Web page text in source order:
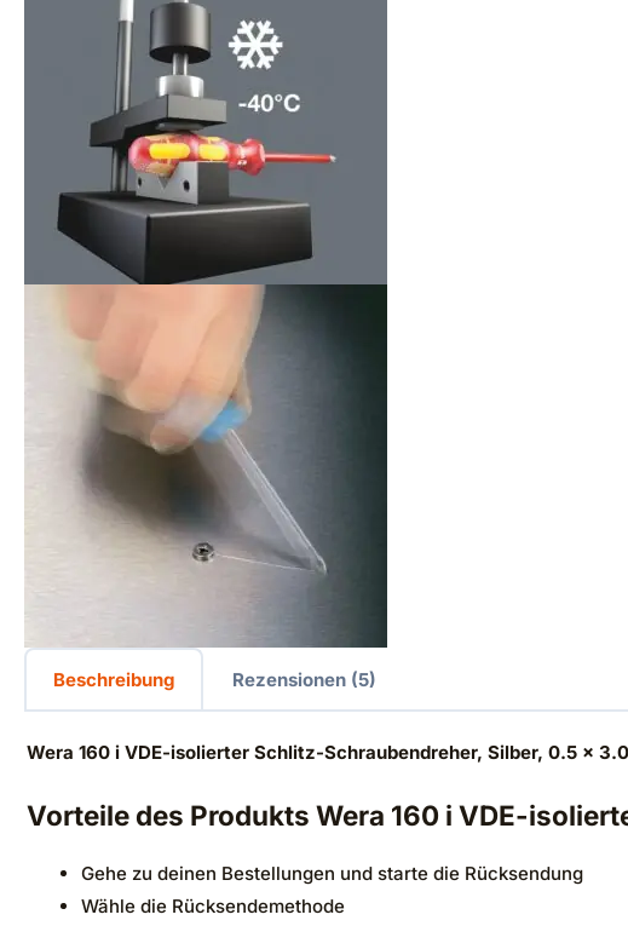
Beschreibung Rezensionen (5)
Wera 160 i VDE-isolierter Schlitz-Schraubendreher, Silber, 0.5 x
Vorteile des Produkts Wera 160 i VDE-
Gehe zu deinen Bestellungen und starte die Rücksendung
Wähle die Rücksendemethode